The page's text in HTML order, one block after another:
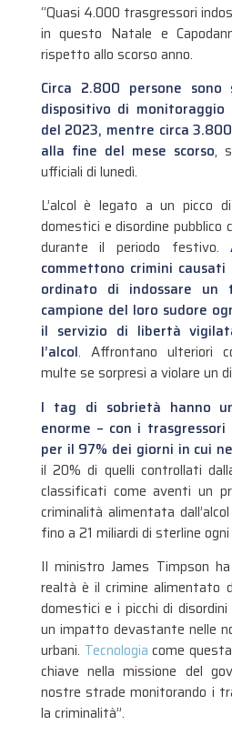
“Quasi 4.000 trasgressori
in questo Natale e
rispetto allo scorso anno.
Circa 2.800 persone
dispositivo di
del 2023, mentre circa
alla fine del mese scorso,
ufficiali di lunedì.
L’alcol è legato a un picco
domestici e disordine pubblico
durante il periodo festivo.
commettono crimini causati
ordinato di indossare un
campione del loro sudore
il servizio di libertà
l’alcol. Affrontano ulteriori
multe se sorpresi a violare un
I tag di sobrietà hanno
enorme – con i trasgressori
per il 97% dei giorni in cui
il 20% di quelli controllati
classificati come aventi un
criminalità alimentata
fino a 21 miliardi di sterline ogni
Il ministro James Timpson
realtà è il crimine alimentato
domestici e i picchi di disordini
un impatto devastante nelle
urbani. Tecnologia come
chiave nella missione del
nostre strade monitorando i
la criminalità”.